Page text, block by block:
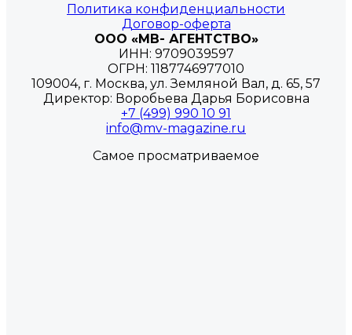
Политика конфиденциальности
Договор-оферта
ООО «МВ- АГЕНТСТВО»
ИНН: 9709039597
ОГРН: 1187746977010
109004, г. Москва, ул. Земляной Вал, д. 65, 57
Директор: Воробьева Дарья Борисовна
+7 (499) 990 10 91
info@mv-magazine.ru
Самое просматриваемое